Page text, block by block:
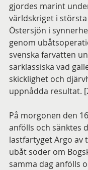
gjordes marint
världskriget i
Östersjön i
genom
svenska farvatten
särklassiska vad
skicklighet och
uppnådda resultat.
På morgonen den
anfölls och sänktes
lastfartyget Argo av
ubåt söder om
samma dag anfölls